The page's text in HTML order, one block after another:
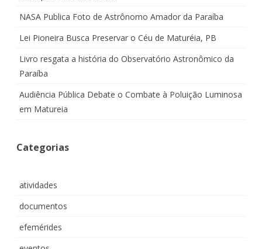
NASA Publica Foto de Astrônomo Amador da Paraíba
Lei Pioneira Busca Preservar o Céu de Maturéia, PB
Livro resgata a história do Observatório Astronômico da
Paraíba
Audiência Pública Debate o Combate à Poluição Luminosa
em Matureia
Categorias
atividades
documentos
efemérides